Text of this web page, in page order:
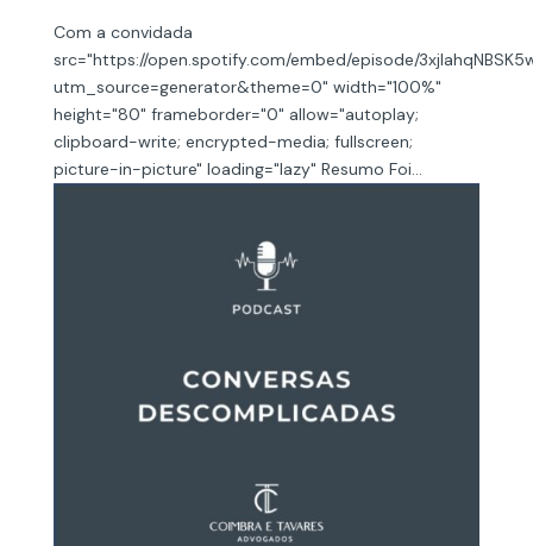
Com a convidada
src="https://open.spotify.com/embed/episode/
utm_source=generator&theme=0" width="100%"
height="80" frameborder="0" allow="autoplay;
clipboard-write; encrypted-media; fullscreen;
picture-in-picture" loading="lazy" Resumo Foi...